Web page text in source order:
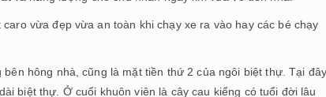
vừa đẹp vừa an toàn khi chạy xe ra vào hay các bé chạy
hông nhà, cũng là mặt tiền thứ 2 của ngôi biệt thự. Tại đây,
biệt thự. Ở cuối khuôn viên là cây cau kiểng có tuổi đời lâu